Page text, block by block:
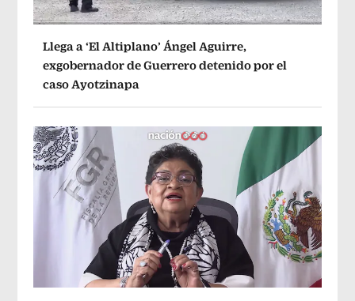
Llega a ‘El Altiplano’ Ángel Aguirre,
exgobernador de Guerrero detenido por el
caso Ayotzinapa